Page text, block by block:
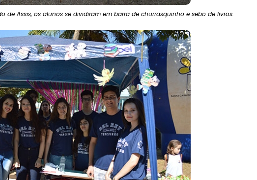
de Assis, os alunos se dividiram em barra de churrasquinho e sebo de livros.